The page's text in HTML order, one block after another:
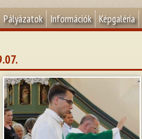
Pályázatok Információk Képgaléria